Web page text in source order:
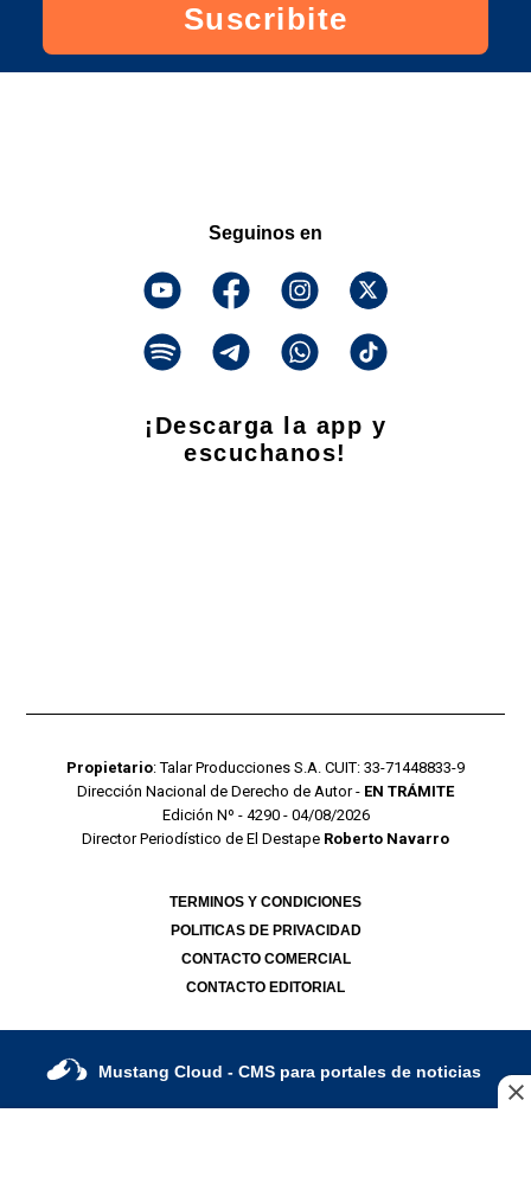
Suscribite
Seguinos en
¡Descarga la app y
escuchanos!
Propietario: Talar Producciones S.A. CUIT: 33-71448833-9
Dirección Nacional de Derecho de Autor - EN TRÁMITE
Edición Nº - 4290 - 04/08/2026
Director Periodístico de El Destape Roberto Navarro
TERMINOS Y CONDICIONES
POLITICAS DE PRIVACIDAD
CONTACTO COMERCIAL
CONTACTO EDITORIAL
Mustang Cloud - CMS para portales de noticias